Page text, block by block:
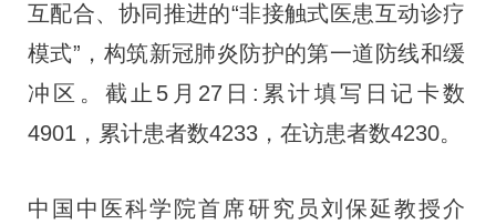
互配合、协同推进的“非接触式医患互动诊疗
模式”，构筑新冠肺炎防护的第一道防线和缓
冲区。截止5月27日:累计填写日记卡数
4901，累计患者数4233，在访患者数4230。
中国中医科学院首席研究员刘保延教授介